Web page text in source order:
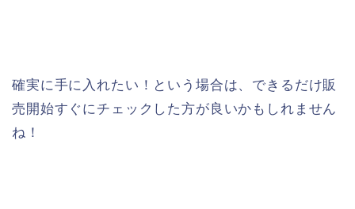
確実に手に入れたい！という場合は、できるだけ販
売開始すぐにチェックした方が良いかもしれません
ね！